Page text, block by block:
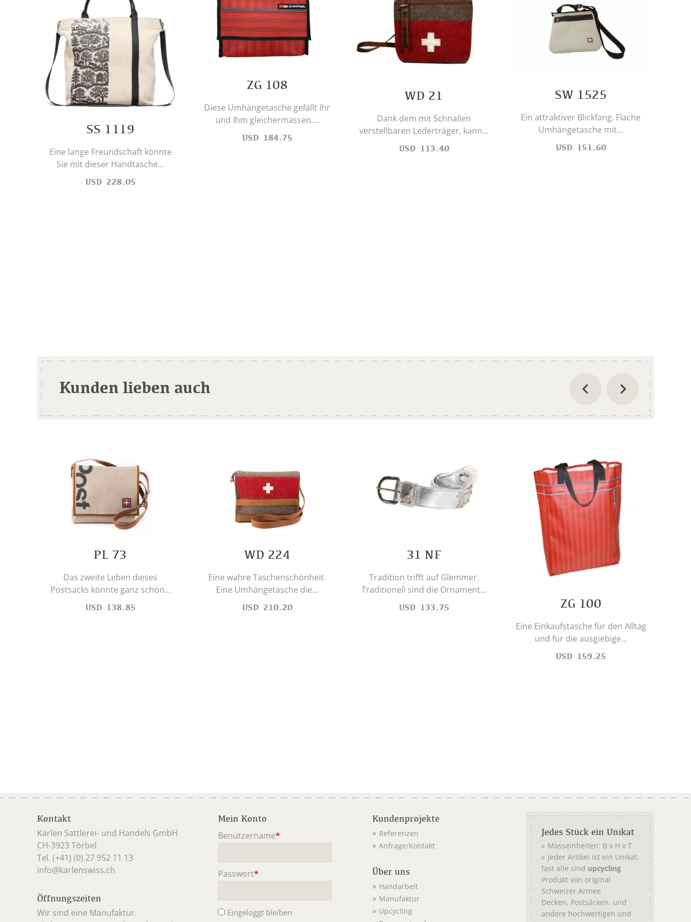
SS 1119
Eine lange Freundschaft könnte
Sie mit dieser Handtasche...
USD 228.05
ZG 108
Diese Umhängetasche gefällt Ihr
und Ihm gleichermassen....
USD 184.75
WD 21
Dank dem mit Schnallen
verstellbaren Lederträger, kann...
USD 113.40
SW 1525
Ein attraktiver Blickfang. Flache
Umhängetasche mit...
USD 151.60
Kunden lieben auch
PL 73
Das zweite Leben dieses
Postsacks könnte ganz schön...
USD 138.85
WD 224
Eine wahre Taschenschönheit.
Eine Umhängetasche die...
USD 210.20
31 NF
Tradition trifft auf Glemmer.
Traditionell sind die Ornament...
USD 133.75 ZG 100
Eine Einkaufstasche für den Alltag
und für die ausgiebige...
USD 159.25
Kontakt
Karlen Sattlerei- und Handels GmbH
CH-3923 Törbel
Tel. (+41) (0) 27 952 11 13
info@karlenswiss.ch
Öffnungszeiten
Wir sind eine Manufaktur.
Mein Konto
Benutzername*
Passwort*
Eingeloggt bleiben
Kundenprojekte
Referenzen
Anfrage/Kontakt
Über uns
Handarbeit
Manufaktur
Upcycling
Jedes Stück ein Unikat
Masseinheiten: B x H x T
Jeder Artikel ist ein Unikat,
fast alle sind upcycling
Produkt von original
Schweizer Armee
Decken, Postsäcken, und
andere hochwertigen und